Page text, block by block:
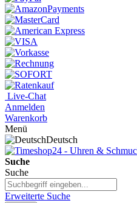
Live-Chat
Anmelden
Warenkorb
Menü
Deutsch
Suche
Suche
Erweiterte Suche